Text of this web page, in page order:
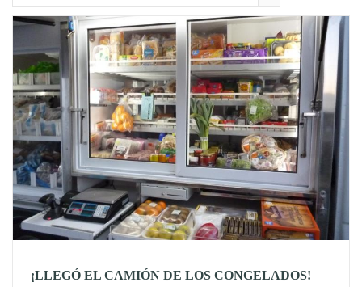
¡LLEGÓ EL CAMIÓN DE LOS CONGELADOS!